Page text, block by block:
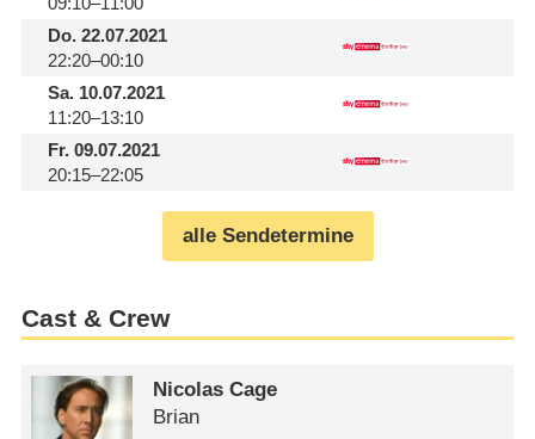
Do.22.07.2021
22:20–00:10
Sa.10.07.2021
11:20–13:10
Fr.09.07.2021
20:15–22:05
alle Sendetermine
Cast & Crew
Nicolas Cage
Brian